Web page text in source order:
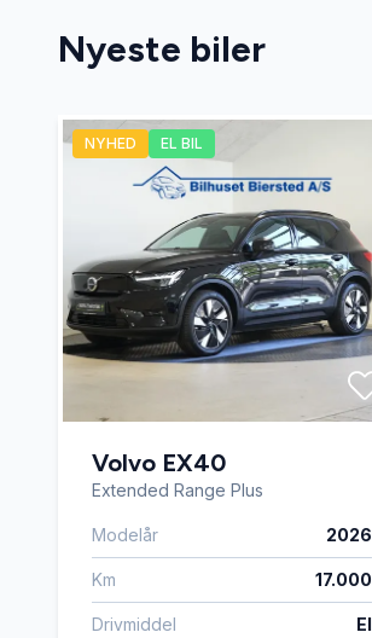
Isofix
LED kørelys
Navigation
Skiltegenkendelse
Stofsæder
Nyeste biler
NYHED EL BIL
Volvo EX40
Extended Range Plus
Modelår 2026
Km 17.000
Drivmiddel El